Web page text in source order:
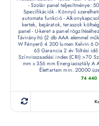
- Szolár panel teljesítménye:
Specifikációk - Könnyű
automata funkció -
kertek, bejáratok, teraszok
panel - U-keret a panel
Távirányító (2 db AAA elemmel
W Fényerő 4 200 lumen Kelvin 6
65 Garancia 2 év Töltési
Színvisszaadási index (CRI) >70
mm x 356 mm Energiaosztály A
Élettartam min. 20000
74 440